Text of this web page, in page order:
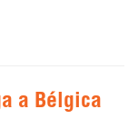
a Bélgica